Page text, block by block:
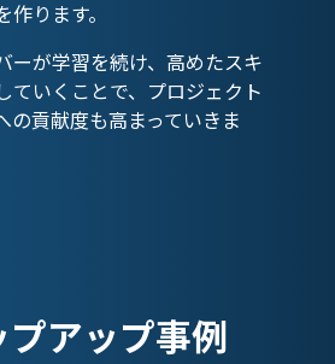
ります。
ーが学習を続け、高めたスキ
ていくことで、プロジェクト
の貢献度も高まっていきま
プアップ事例